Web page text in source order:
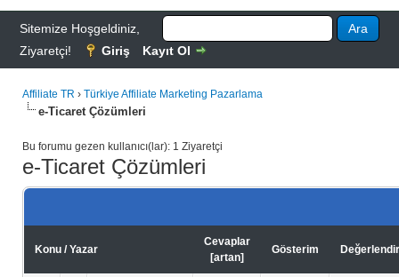
Sitemize Hoşgeldiniz,
Ziyaretçi!
Giriş Kayıt Ol
Affiliate TR › Türkiye Affiliate Marketing Pazarlama
e-Ticaret Çözümleri
Bu forumu gezen kullanıcı(lar): 1 Ziyaretçi
e-Ticaret Çözümleri
Konu /Yazar
Cevaplar
[artan]
Gösterim